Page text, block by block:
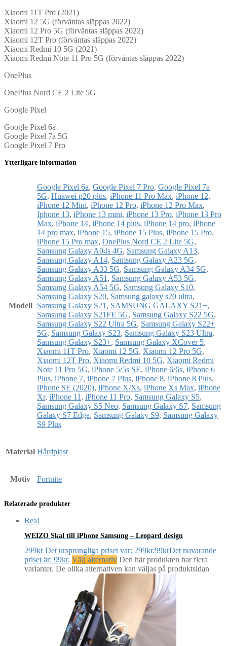
Xiaomi 11T Pro (2021)
Xiaomi 12 5G (förväntas släppas 2022)
Xiaomi 12 Pro 5G (förväntas släppas 2022)
Xiaomi 12T Pro (förväntas släppas 2022)
Xiaomi Redmi 10 5G (2021)
Xiaomi Redmi Note 11 Pro 5G (förväntas släppas 2022)
OnePlus
OnePlus Nord CE 2 Lite 5G
Google Pixel
Google Pixel 6a
Google Pixel 7a 5G
Google Pixel 7 Pro
Ytterligare information
Modell
Google Pixel 6a, Google Pixel 7 Pro, Google Pixel 7a
5G, Huawei p20 plus, iPhone 11 Pro Max, iPhone 12,
iPhone 12 Mini, iPhone 12 Pro, iPhone 12 Pro Max,
Iphone 13, iPhone 13 mini, iPhone 13 Pro, iPhone 13 Pro
Max, iPhone 14, iPhone 14 plus, iPhone 14 pro, iPhone
14 pro max, iPhone 15, iPhone 15 Plus, iPhone 15 Pro,
iPhone 15 Pro max, OnePlus Nord CE 2 Lite 5G,
Samsung Galaxy A04s 4G, Samsung Galaxy A13,
Samsung Galaxy A14, Samsung Galaxy A23 5G,
Samsung Galaxy A33 5G, Samsung Galaxy A34 5G,
Samsung Galaxy A51 , Samsung Galaxy A53 5G,
Samsung Galaxy A54 5G, Samsung Galaxy S10,
Samsung Galaxy S20, Samsung galaxy s20 ultra,
Samsung Galaxy S21 , SAMSUNG GALAXY S21+,
Samsung Galaxy S21FE 5G, Samsung Galaxy S22 5G,
Samsung Galaxy S22 Ultra 5G, Samsung Galaxy S22+
5G, Samsung Galaxy S23, Samsung Galaxy S23 Ultra,
Samsung Galaxy S23+, Samsung Galaxy XCover 5,
Xiaomi 11T Pro, Xiaomi 12 5G, Xiaomi 12 Pro 5G,
Xiaomi 12T Pro, Xiaomi Redmi 10 5G, Xiaomi Redmi
Note 11 Pro 5G, iPhone 5/5s SE, iPhone 6/6s, iPhone 6
Plus, iPhone 7, iPhone 7 Plus, iPhone 8, iPhone 8 Plus,
iPhone SE (2020), iPhone X/Xs, iPhone Xs Max, iPhone
Xr, iPhone 11 , iPhone 11 Pro, Samsung Galaxy S5,
Samsung Galaxy S5 Neo, Samsung Galaxy S7, Samsung
Galaxy S7 Edge, Samsung Galaxy S9, Samsung Galaxy
S9 Plus
Material Hårdplast
Motiv Fortnite
Relaterade produkter
Rea!
WEIZO Skal till iPhone Samsung – Leopard design
299kr Det ursprungliga priset var: 299kr.99krDet nuvarande
priset är: 99kr. Välj alternativ Den här produkten har flera
varianter. De olika alternativen kan väljas på produktsidan